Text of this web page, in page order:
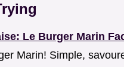
Le Burger Marin
Marin! Simple,